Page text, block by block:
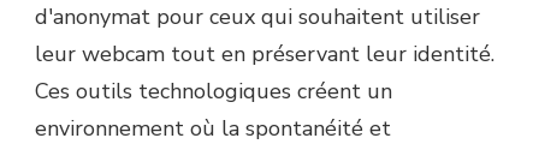
d'anonymat pour ceux qui souhaitent utiliser
leur webcam tout en préservant leur identité.
Ces outils technologiques créent un
environnement où la spontanéité et